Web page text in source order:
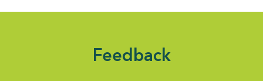
Feedback